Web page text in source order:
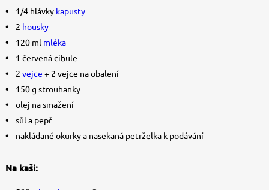
1/4 hlávky kapusty
2 housky
120 ml mléka
1 červená cibule
2 vejce + 2 vejce na obalení
150 g strouhanky
olej na smažení
sůl a pepř
nakládané okurky a nasekaná petrželka k podávání
Na kaši: